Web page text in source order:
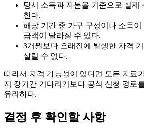
당시 소득과 자본을 기준으로 실제
한다.
해당 기간 중 가구 구성이나 소득이
급액이 달라질 수 있다.
3개월보다 오래전에 발생한 자격
살릴 수 없다.
따라서 자격 가능성이 있다면 모든 자료
지 장기간 기다리기보다 공식 신청 경로
유리하다.
결정 후 확인할 사항